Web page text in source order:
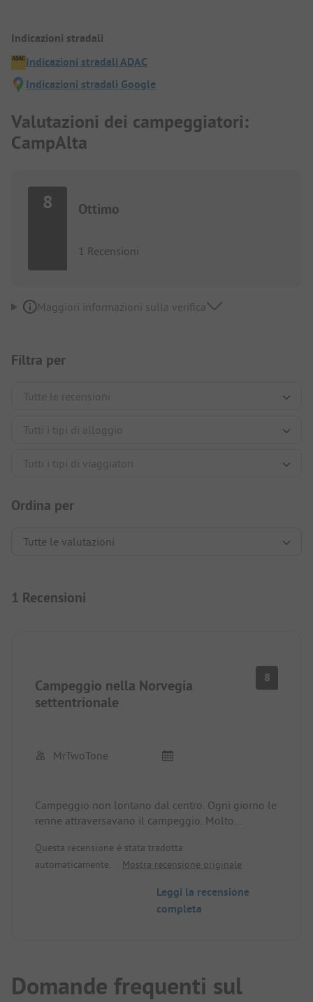
Indicazioni stradali
Indicazioni stradali ADAC
Indicazioni stradali Google
Valutazioni dei campeggiatori:
CampAlta
8 Ottimo
1 Recensioni
Maggiori informazioni sulla verifica
Filtra per
Ordina per
1 Recensioni
Campeggio nella Norvegia
settentrionale
8
MrTwoTone
Campeggio non lontano dal centro. Ogni giorno le
renne attraversavano il campeggio. Molto
Situato direttamente sull'acqua.
Nessuna animazione o fronzoli.
Questa recensione è stata tradotta
automaticamente.
Mostra recensione originale
Leggi la recensione
completa
Domande frequenti sul